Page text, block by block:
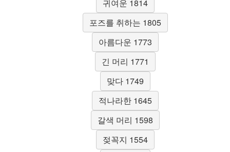
귀여운 1814
포즈를 취하는 1805
아름다운 1773
긴 머리 1771
맞다 1749
적나라한 1645
갈색 머리 1598
젖꼭지 1554